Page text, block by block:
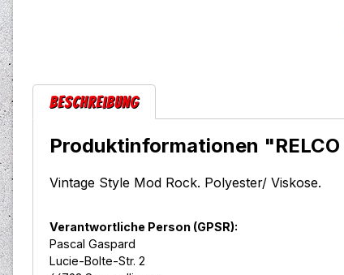
Beschreibung
Produktinformationen
Vintage Style Mod Rock. Polyester/ Viskose.
Verantwortliche Person (GPSR):
Pascal Gaspard
Lucie-Bolte-Str. 2